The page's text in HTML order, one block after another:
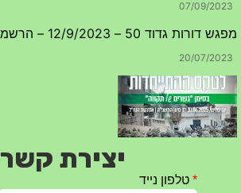
מפגש דורות גדוד 50 – 12/9/2023 – הרשמה
20/07/2023
טקס ההתיחדות עם החללים לשנת 2025 – 10 יוני 2025
יצירת קשר